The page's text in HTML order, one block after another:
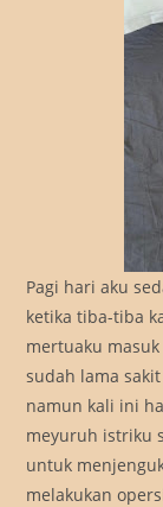
Pagi hari aku
ketika tiba-tiba
mertuaku
sudah lama
namun kali ini
meyuruh istriku
untuk
melakukan